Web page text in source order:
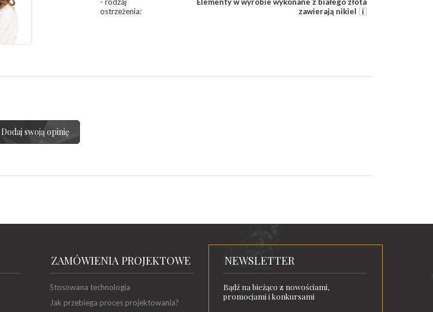
ostrzeżenia:
zawierają nikiel
Dodaj swoją opinię
ZAMÓWIENIA PROJEKTOWE
Stosowana technologia
Jak przebiega proces projektowania?
NEWSLETTER
Bądź na bieżąco z nowościami,
promocjami i konkursami